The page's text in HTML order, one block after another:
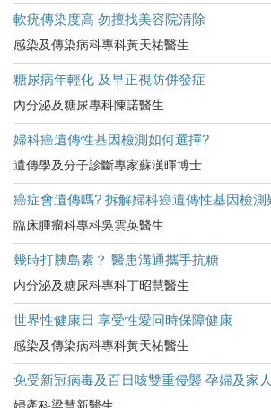
軟疣傳染度高 勿擅找美容院清除
感染及傳染病科專科黃天祐醫生
糖尿病年輕化 及早正視防併發症
內分泌及糖尿專科陳諾醫生
婦科癌遺傳性基因檢測如何選擇?
遺傳學及分子診斷專家蘇漢暉博士
癌症會遺傳嗎? 拆解婦科癌遺傳性基因檢測
臨床腫瘤科專科吳雲英醫生
幾時打胰島素？ 醫患溝通攜手抗糖
内分泌及糖尿科專科丁昭慧醫生
世界性健康日 享受性愛同時保障健康
感染及傳染病科專科黃天祐醫生
免受新冠病毒及百日咳雙重侵襲 孕婦及家